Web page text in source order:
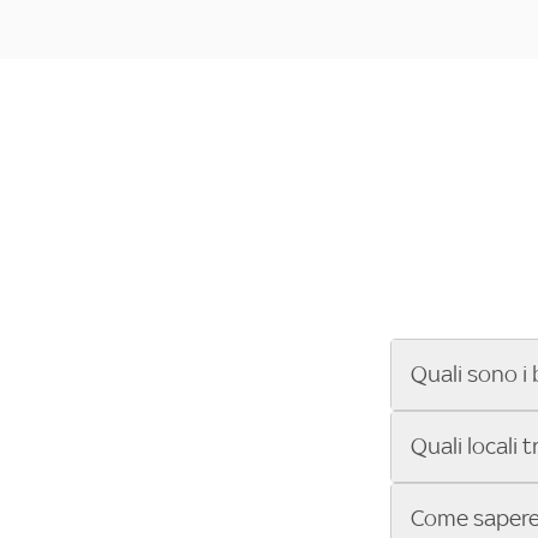
Quali sono i
Se cerchi un
ENILIVE, la
Sky Bar ti
Quali locali
Vuoi sapere
Come